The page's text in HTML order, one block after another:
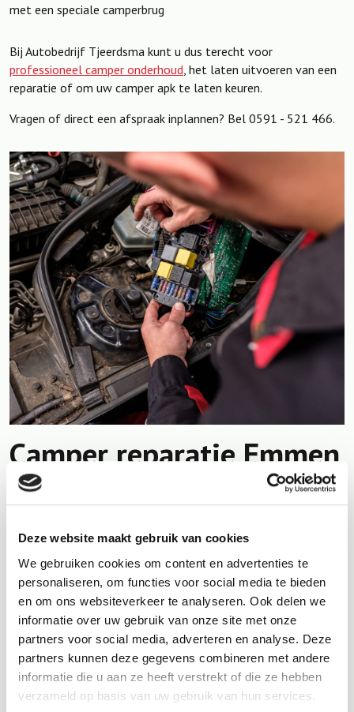
Deze website maakt gebruik van cookies
We gebruiken cookies om content en advertenties te
personaliseren, om functies voor social media te bieden
en om ons websiteverkeer te analyseren. Ook delen we
informatie over uw gebruik van onze site met onze
partners voor social media, adverteren en analyse. Deze
partners kunnen deze gegevens combineren met andere
informatie die u aan ze heeft verstrekt of die ze hebben
verzameld op basis van uw gebruik van hun services.
met een speciale camperbrug
Bij Autobedrijf Tjeerdsma kunt u dus terecht voor
professioneel camper onderhoud , het laten uitvoeren van een
reparatie of om uw camper apk te laten keuren.
Vragen of direct een afspraak inplannen? Bel 0591 - 521 466.
Camper reparatie Emmen
Natuurlijk kan het voorkomen dat er een defect is aan uw
camper wat echt verholpen moet worden. Ook voorcamper
juiste adres.
Zoals hierboven ook al gemeld, beschikken wij over de beste
camper monteurs, de modernste apparatuur, professioneel
gereedschap en is onze werkplaats uitgerust met een speciale
camperbrug.
Als wij een reparatie uitvoeren waarbij onderdelen vervangen
vervangende onderdelen vervangen. Onderdelen van hoge